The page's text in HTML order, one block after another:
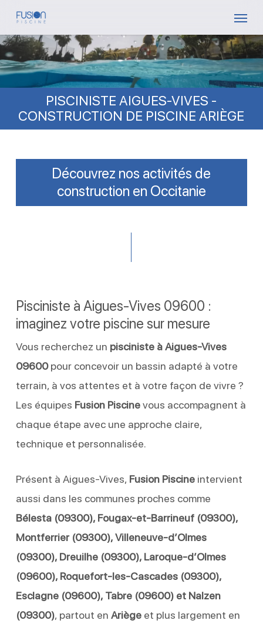
Skip
main
content
PISCINISTE AIGUES-VIVES -
CONSTRUCTION DE PISCINE ARIÈGE
Découvrez nos activités de
construction en Occitanie
Pisciniste à Aigues-Vives 09600 :
imaginez votre piscine sur mesure
Vous recherchez un pisciniste à Aigues-Vives
09600pour concevoir un bassin adapté à votre
terrain, à vos attentes et à votre façon de vivre ?
Les équipes Fusion Piscinevous accompagnent à
chaque étape avec une approche claire,
technique et personnalisée.
Présent à Aigues-Vives, Fusion Piscineintervient
aussi dans les communes proches comme
Bélesta (09300), Fougax-et-Barrineuf (09300),
Montferrier (09300), Villeneuve-d’Olmes
(09300), Dreuilhe (09300), Laroque-d’Olmes
(09600), Roquefort-les-Cascades (09300),
Esclagne (09600), Tabre (09600) et Nalzen
(09300), partout en Ariègeet plus largement en